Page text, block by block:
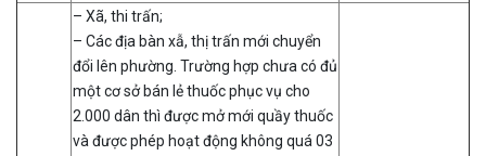
– Xã, thi trấn;
– Các địa bàn xẫ, thị trấn mới chuyển
đổi lên phường. Trường hợp chưa có đủ
một cơ sở bán lẻ thuốc phục vụ cho
2.000 dân thì được mở mới quầy thuốc
và được phép hoạt động không quá 03